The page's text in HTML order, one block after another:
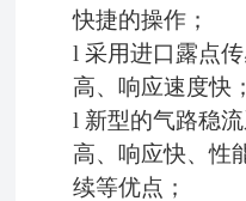
快捷的操作；
l采用进口露点
高、响应速度快；
l 新型的气路稳
高、响应快、性
续等优点；